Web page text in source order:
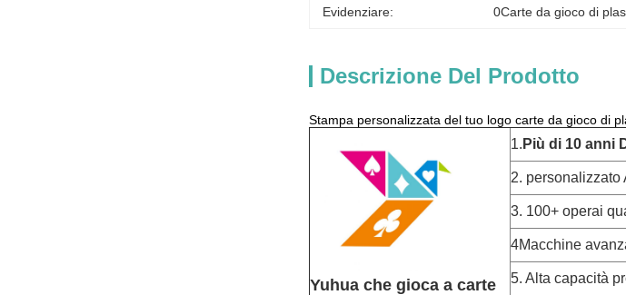
Evidenziare: 0Carte da gioco di
Descrizione Del Prodotto
Stampa personalizzata del tuo logo carte da gioco di
Yuhua che gioca a carte
1. Più di 10 anni
2. personalizzato
3. 100+ operai
4Macchine
5. Alta capacità